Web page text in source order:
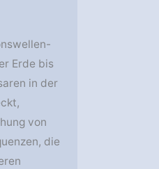
Erde bis
in der
von
die